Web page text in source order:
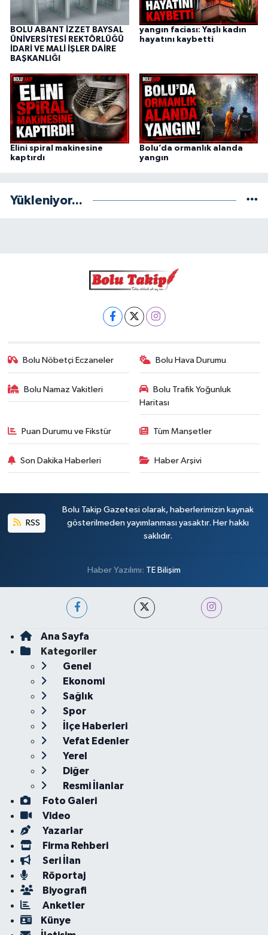
BOLU ABANT İZZET BAYSAL
ÜNİVERSİTESİ REKTÖRLÜĞÜ
İDARİ VE MALİ İŞLER DAİRE
BAŞKANLIĞI
yangın faciası: Yaşlı kadın
hayatını kaybetti
Elini spiral makinesine
kaptırdı
Bolu’da ormanlık alanda
yangın
Yükleniyor...
Bolu Nöbetçi Eczaneler Bolu Hava Durumu
Bolu Namaz Vakitleri
Bolu Trafik Yoğunluk
Haritası
Puan Durumu ve Fikstür Tüm Manşetler
Son Dakika Haberleri Haber Arşivi
RSS
Bolu Takip Gazetesi olarak, haberlerimizin kaynak
gösterilmeden yayımlanması yasaktır. Her hakkı
saklıdır.
Haber Yazılımı: TE Bilişim
Ana Sayfa
Kategoriler
Genel
Ekonomi
Sağlık
Spor
İlçe Haberleri
Vefat Edenler
Yerel
Diğer
Resmi İlanlar
Foto Galeri
Video
Yazarlar
Firma Rehberi
Seri İlan
Röportaj
Biyografi
Anketler
Künye